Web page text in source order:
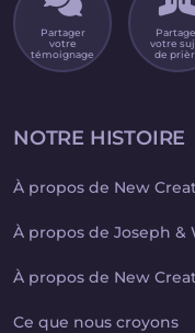
Partager
votre
témoignage
votre
de
NOTRE HISTOIRE
À propos de New
À propos de Joseph &
À propos de New
Ce que nous croyons